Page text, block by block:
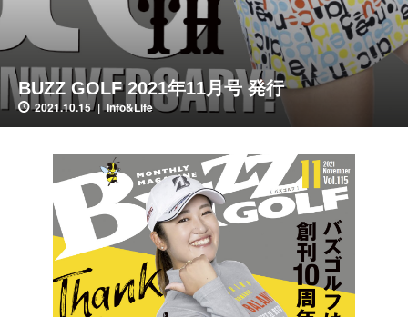
BUZZ GOLF 2021年11月号 発行
2021.10.15 Info&Life